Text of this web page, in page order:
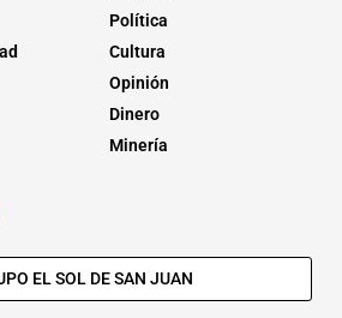
Política
Cultura
Opinión
Dinero
Minería
EL SOL DE SAN JUAN